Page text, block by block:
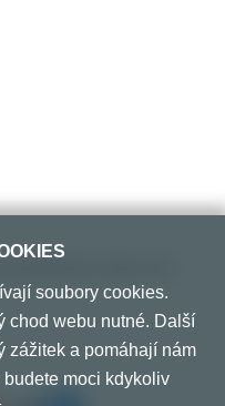
soubory cookies.
chod webu nutné. Další
zážitek a pomáhají nám
moci kdykoliv